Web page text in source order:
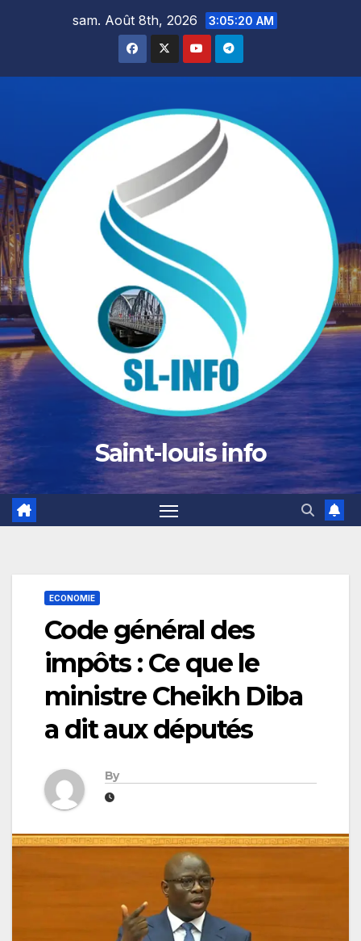
sam. Août 8th, 2026 3:05:22 AM
Saint-louis info
ECONOMIE
Code général des
impôts : Ce que le
ministre Cheikh Diba
a dit aux députés
By